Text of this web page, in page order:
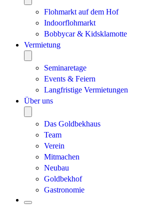
Flohmarkt auf dem Hof
Indoorflohmarkt
Bobbycar & Kidsklamotte
Vermietung
Seminaretage
Events & Feiern
Langfristige Vermietungen
Über uns
Das Goldbekhaus
Team
Verein
Mitmachen
Neubau
Goldbekhof
Gastronomie